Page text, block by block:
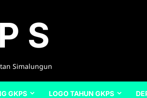
S
Simalungun
GKPS LOGO TAHUN GKPS